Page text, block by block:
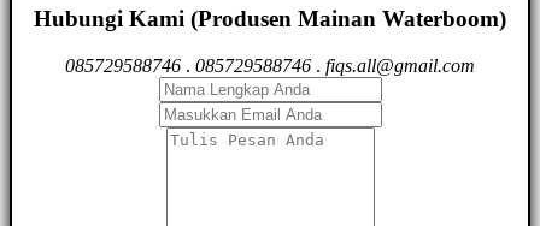
Hubungi Kami (Produsen Mainan Waterboom)
085729588746 . 085729588746 . fiqs.all@gmail.com